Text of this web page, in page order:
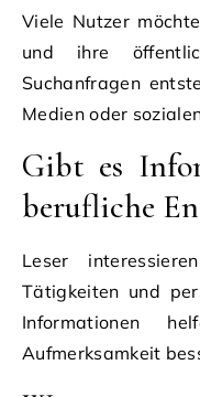
Viele Nutzer
und ihre
Suchanfragen
Medien oder
Gibt es
berufliche
Leser
Tätigkeiten und
Informationen
Aufmerksamkeit